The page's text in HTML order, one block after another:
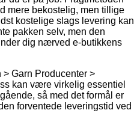
mere bekostelig, men tillige
kostelige slags levering kan
pakken selv, men den
dig nærved e-butikkens
Garn Producenter >
kan være virkelig essentiel
så med det formål er
forventede leveringstid ved